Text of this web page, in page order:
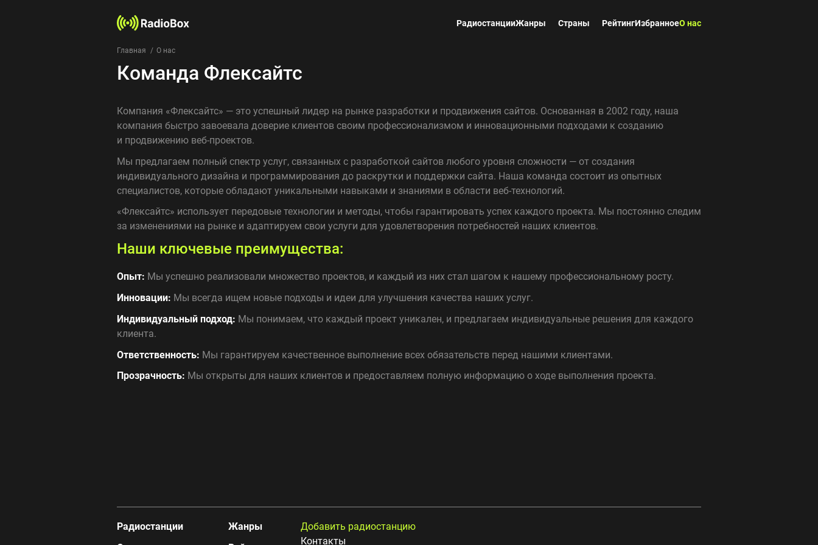
РадиостанцииЖанры Страны РейтингИзбранноеО нас
Главная О нас
Команда Флексайтс
Компания «Флексайтс» — это успешный лидер на рынке разработки и продвижения сайтов. Основанная в 2002 году, наша
компания быстро завоевала доверие клиентов своим профессионализмом и инновационными подходами к созданию
и продвижению веб-проектов.
Мы предлагаем полный спектр услуг, связанных с разработкой сайтов любого уровня сложности — от создания
индивидуального дизайна и программирования до раскрутки и поддержки сайта. Наша команда состоит из опытных
специалистов, которые обладают уникальными навыками и знаниями в области веб-технологий.
«Флексайтс» использует передовые технологии и методы, чтобы гарантировать успех каждого проекта. Мы постоянно следим
за изменениями на рынке и адаптируем свои услуги для удовлетворения потребностей наших клиентов.
Наши ключевые преимущества:
Опыт: Мы успешно реализовали множество проектов, и каждый из них стал шагом к нашему профессиональному росту.
Инновации: Мы всегда ищем новые подходы и идеи для улучшения качества наших услуг.
Индивидуальный подход: Мы понимаем, что каждый проект уникален, и предлагаем индивидуальные решения для каждого
клиента.
Ответственность: Мы гарантируем качественное выполнение всех обязательств перед нашими клиентами.
Прозрачность: Мы открыты для наших клиентов и предоставляем полную информацию о ходе выполнения проекта.
Радиостанции
Жанры
Добавить радиостанцию
Контакты